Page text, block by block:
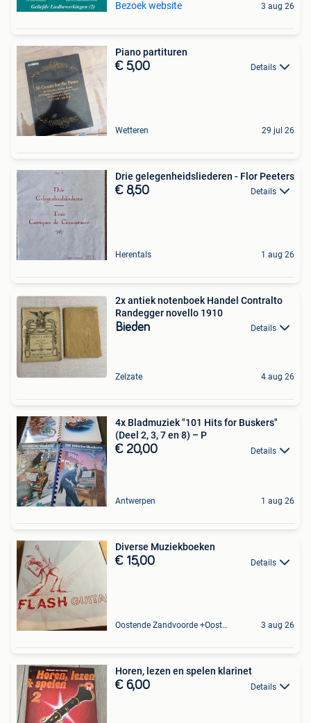
Bezoek website 3 aug 26
Piano partituren
€ 5,00 Details
Wetteren 29 jul 26
Drie gelegenheidsliederen - Flor Peeters
€ 8,50 Details
Herentals 1 aug 26
2x antiek notenboek Handel Contralto
Randegger novello 1910
Bieden Details
Zelzate 4 aug 26
4x Bladmuziek "101 Hits for Buskers"
(Deel 2, 3, 7 en 8) – P
€ 20,00 Details
Antwerpen 1 aug 26
Diverse Muziekboeken
€ 15,00 Details
Oostende Zandvoorde +Oostende 3 aug 26
Horen, lezen en spelen klarinet
€ 6,00 Details